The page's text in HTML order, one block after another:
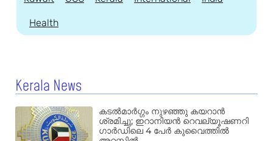
Health
Kerala News
കടൽമാർഗ്ഗം നുഴഞ്ഞു കയറാൻ
ശ്രമിച്ചു; ഇറാനിയൻ റെവല്യൂഷണറി
ഗാർഡിലെ 4 പേർ കുവൈത്തിൽ